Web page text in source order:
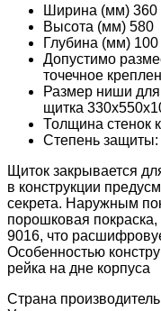
Ширина (мм) 360
Высота (мм) 580
Глубина (мм) 100
Допустимо
точечное
Размер ниши
щитка
Толщина стенок
Степень защиты:
Щиток закрывается
в конструкции
секрета. Наружным
порошковая
9016, что
Особенностью
рейка на дне корпуса
Страна